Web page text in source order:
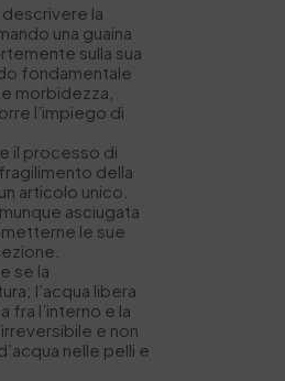
la
una guaina
sulla sua
fondamentale
morbidezza,
l’impiego di
il processo di
della
articolo unico.
asciugata
le sue
se la
l’acqua libera
fra l’interno e la
e non
nelle pelli e